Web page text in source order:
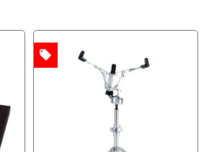
local_offer